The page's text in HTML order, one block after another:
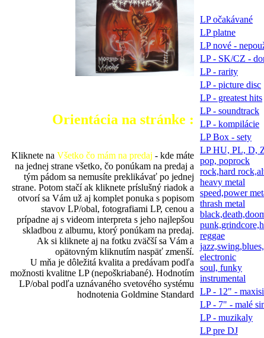
Orientácia na stránke :
Kliknete na Všetko čo mám na predaj - kde máte
na jednej strane všetko, čo ponúkam na predaj a
tým pádom sa nemusíte preklikávať po jednej
strane. Potom stačí ak kliknete príslušný riadok a
otvorí sa Vám už aj komplet ponuka s popisom
stavov LP/obal, fotografiami LP, cenou a
prípadne aj s videom interpreta s jeho najlepšou
skladbou z albumu, ktorý ponúkam na predaj.
Ak si kliknete aj na fotku zväčší sa Vám a
opätovným kliknutím naspäť zmenší.
U mňa je dôležitá kvalita a predávam podľa
možnosti kvalitne LP (nepoškriabané). Hodnotím
LP/obal podľa uznávaného svetového systému
hodnotenia Goldmine Standard
LP očakávané
LP platne
LP nové -
LP - SK/CZ -
LP - rarity
LP - picture disc
LP - greatest hits
LP - soundtrack
LP - kompilácie
LP Box - sety
LP HU, PL, D,
pop, poprock
rock,hard
heavy metal
speed,power
thrash metal
reggae
electronic
soul, funky
instrumental
LP - 12" -
LP - 7" - malé
LP - muzikaly
LP pre DJ